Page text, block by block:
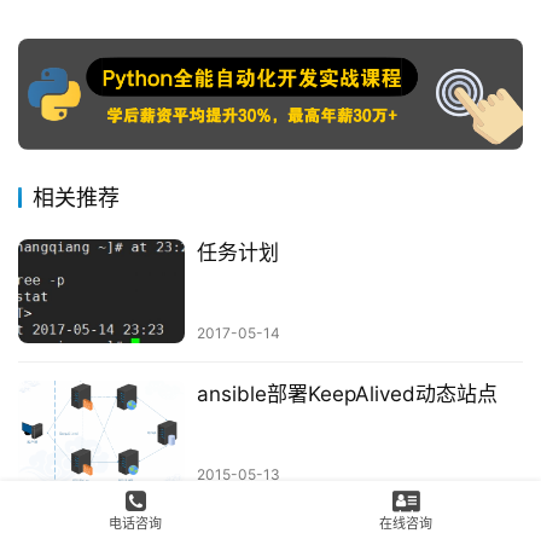
相关推荐
任务计划
2017-05-14
ansible部署KeepAlived动态站点
2015-05-13
电话咨询 在线咨询